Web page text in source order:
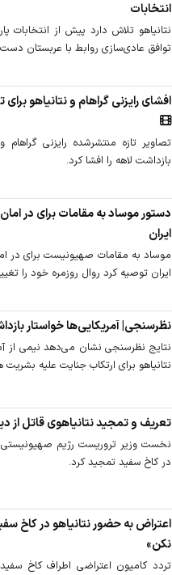
انتخابات
نتانیاهو تلاش دارد پیش از انتخابات
توافق عادی‌سازی روابط با عربستان دست
افشای رایزنی گراهام و نتانیاهو
تصاویر تازه منتشرشده رایزنی
بازداشت لاهه را افشا کرد.
دستور موساد به مقامات برای در
ایران
موساد به مقامات صهیونیست برای در
ایران توصیه کرد روال روزمره خود را
نظرسنجی| آمریکایی‌ها خواستار
نتایج نظرسنجی نشان می‌دهد نیمی از
نتانیاهو برای ارتکاب جنایت علیه بشریت
تعریف و تمجید نتانیاهوی قاتل از
نخست وزیر تروریست رژیم صهیونیستی
در کاخ سفید تمجید کرد.
اعتراض به حضور نتانیاهو در کاخ
نکن»
تردد کامیون اعتراضی اطراف کاخ